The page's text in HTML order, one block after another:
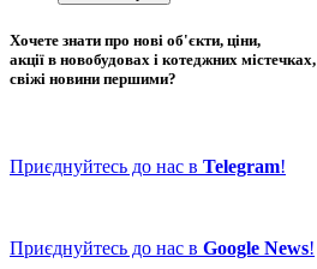
Хочете знати про нові об'єкти, ціни,
акції в новобудовах і котеджних містечках,
свіжі новини першими?
Приєднуйтесь до нас в Telegram!
Приєднуйтесь до нас в Google News!